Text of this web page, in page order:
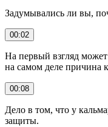
Задумывались ли вы,
00:02
На первый взгляд может
на самом деле причина
00:08
Дело в том, что у
защиты.